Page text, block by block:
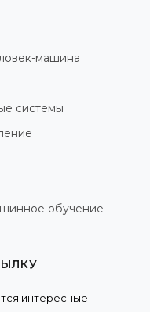
машина
системы
обучение
интересные